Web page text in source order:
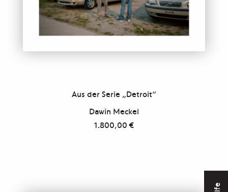
Aus der Serie „Detroit“
Dawin Meckel
1.800,00€